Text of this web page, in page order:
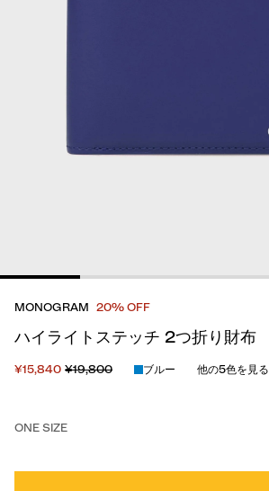
MONOGRAM 20% OFF
ハイライトステッチ 2つ折り財布
¥15,840 ¥19,800 ブルー 他の5色を見る
ONE SIZE